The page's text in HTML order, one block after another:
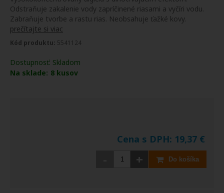
Odstraňuje zakalenie vody zapríčinené riasami a vyčíri vodu.
Zabraňuje tvorbe a rastu rias. Neobsahuje ťažké kovy.
prečítajte si viac
Kód produktu: 5541124
Dostupnosť: Skladom
Na sklade: 8 kusov
Cena s DPH: 19,37 €
+ Do košíka